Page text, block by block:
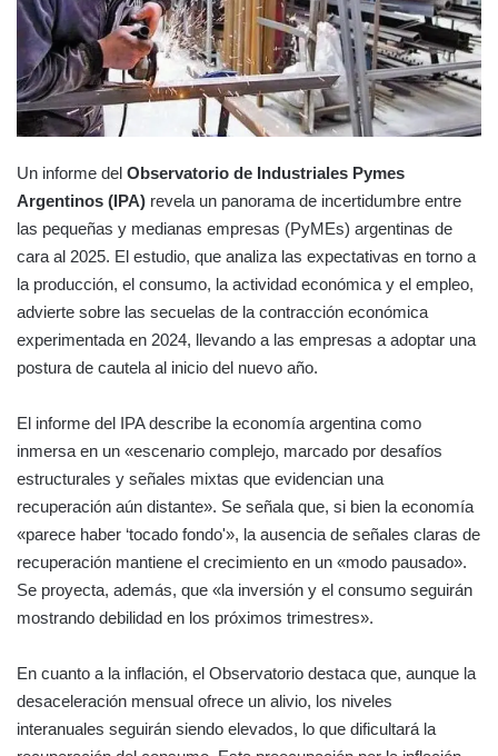
Un informe del Observatorio de Industriales Pymes
Argentinos (IPA) revela un panorama de incertidumbre entre
las pequeñas y medianas empresas (PyMEs) argentinas de
cara al 2025. El estudio, que analiza las expectativas en torno a
la producción, el consumo, la actividad económica y el empleo,
advierte sobre las secuelas de la contracción económica
experimentada en 2024, llevando a las empresas a adoptar una
postura de cautela al inicio del nuevo año.
El informe del IPA describe la economía argentina como
inmersa en un «escenario complejo, marcado por desafíos
estructurales y señales mixtas que evidencian una
recuperación aún distante». Se señala que, si bien la economía
«parece haber ‘tocado fondo'», la ausencia de señales claras de
recuperación mantiene el crecimiento en un «modo pausado».
Se proyecta, además, que «la inversión y el consumo seguirán
mostrando debilidad en los próximos trimestres».
En cuanto a la inflación, el Observatorio destaca que, aunque la
desaceleración mensual ofrece un alivio, los niveles
interanuales seguirán siendo elevados, lo que dificultará la